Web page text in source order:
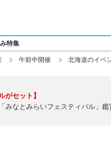
特集
午前中開催 北海道のイベ
がセット】
みなとみらいフェスティバル」鑑